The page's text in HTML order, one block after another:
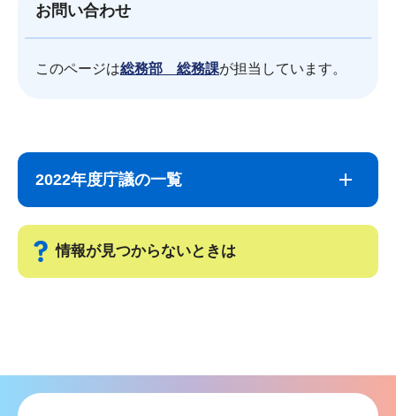
お問い合わせ
このページは総務部 総務課が担当しています。
こ
で
2022年度庁議の一覧
情報が見つからないときは
ゲ